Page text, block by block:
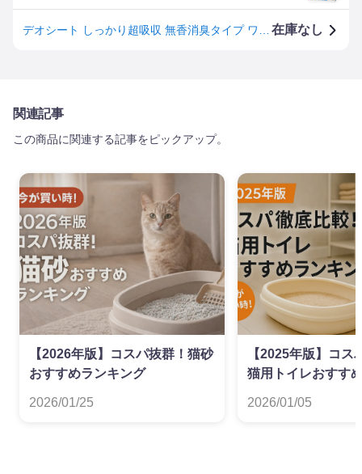
在庫なし
関連記事
この商品に関連する記事をピックアップ。
【2026年版】コスパ抜群！猫砂
おすすめランキング
2026/01/25
【2025年版】コス
猫用トイレおすす
2026/01/05